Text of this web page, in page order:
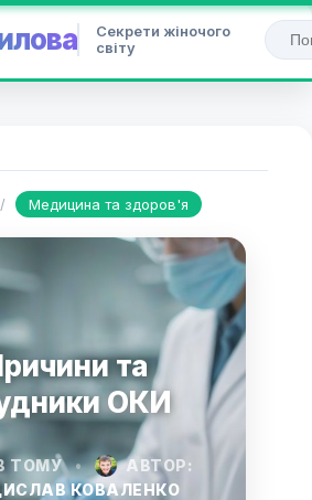
Секрети жіночого
світу
/ Медицина та здоров'я
та
ОКИ
ТОМУ •
АВТОР:
КОВАЛЕНКО